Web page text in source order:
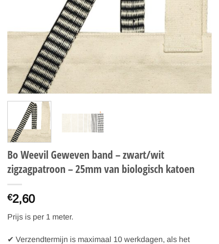
Bo Weevil Geweven band – zwart/wit
zigzagpatroon – 25mm van biologisch katoen
€2,60
Prijs is per 1 meter.
✔ Verzendtermijn is maximaal 10 werkdagen, als het